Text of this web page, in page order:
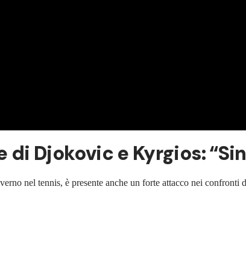
Djokovic e Kyrgios:
nel tennis, è presente anche un forte attacco nei confronti